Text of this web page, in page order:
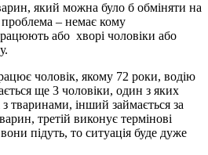
який можна було б обміняти на
– немає кому
або хворі чоловіки або
чоловік, якому 72 роки, водію
ще 3 чоловіки, один з яких
тваринами, інший займається за
третій виконує термінові
підуть, то ситуація буде дуже